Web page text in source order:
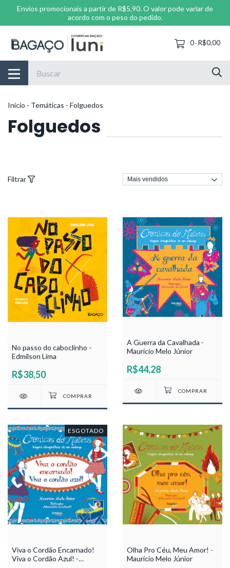
Envios promocionais a partir de R$5,90. O valor pode variar de
acordo com o peso do pedido.
0-R$0,00
Início - Temáticas - Folguedos
Folguedos
Filtrar
No passo do caboclinho -
Edmilson Lima
R$38,50
A Guerra da Cavalhada -
Maurício Melo Júnior
R$44,28
ESGOTADO
Viva o Cordão Encarnado!
Viva o Cordão Azul! -
Olha Pro Céu, Meu Amor! -
Maurício Melo Júnior